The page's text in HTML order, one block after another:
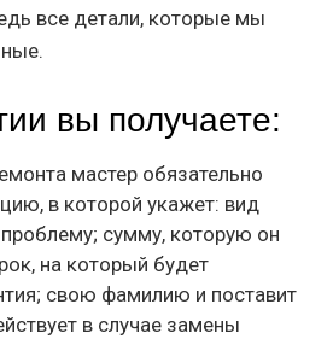
все детали, которые мы
вы получаете:
мастер обязательно
в которой укажет: вид
сумму, которую он
на который будет
свою фамилию и поставит
в случае замены